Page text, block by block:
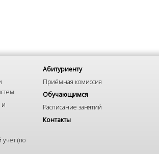
и
(по
Абитуриенту
Приёмная комиссия
Обучающимся
Расписание занятий
Контакты